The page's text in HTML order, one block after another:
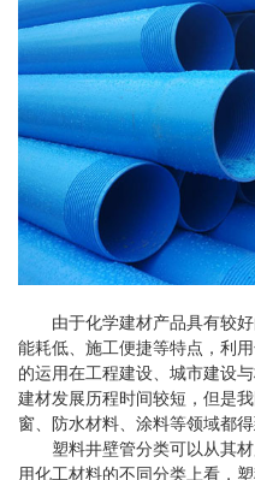
由于化学建材产品具有较
能耗低、施工便捷等特点，利
的运用在工程建设、城市建设
建材发展历程时间较短，但是
窗、防水材料、涂料等领域都得
塑料井壁管分类可以从其
用化工材料的不同分类上看，